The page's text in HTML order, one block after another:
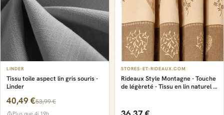
LINDER
Tissu toile aspect lin gris souris -
Linder
40,49 €53,99 €
STORES-ET-RIDEAUX.COM
Rideaux Style Montagne - Touche
de légèreté - Tissu en lin naturel -
beige - Sur mesure